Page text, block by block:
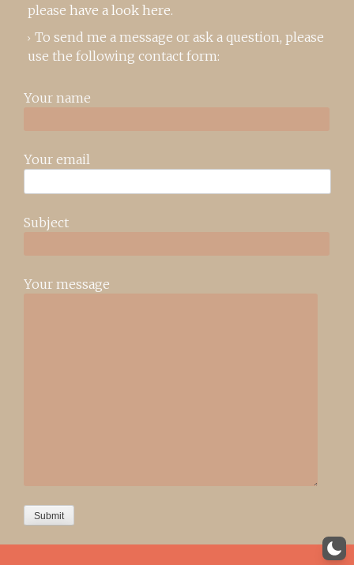
please have a look here.
To send me a message or ask a question, please
use the following contact form:
Your name
Your email
Subject
Your message